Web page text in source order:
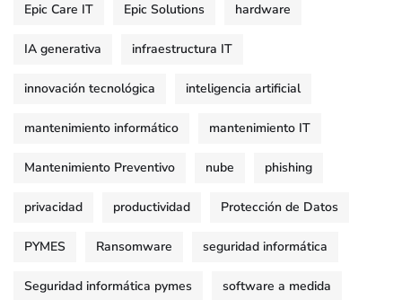
Epic Care IT Epic Solutions hardware
IA generativa infraestructura IT
innovación tecnológica inteligencia artificial
mantenimiento informático mantenimiento IT
Mantenimiento Preventivo nube phishing
privacidad productividad Protección de Datos
PYMES Ransomware seguridad informática
Seguridad informática pymes software a medida